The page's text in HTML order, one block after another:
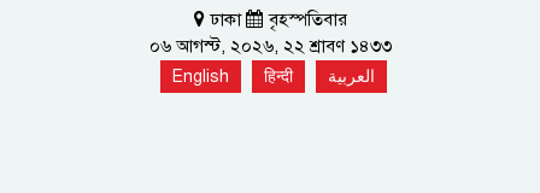
ঢাকা
বৃহস্পতিবার
০৬ আগস্ট, ২০২৬, ২২ শ্রাবণ ১৪৩৩
English हिन्दी العربية